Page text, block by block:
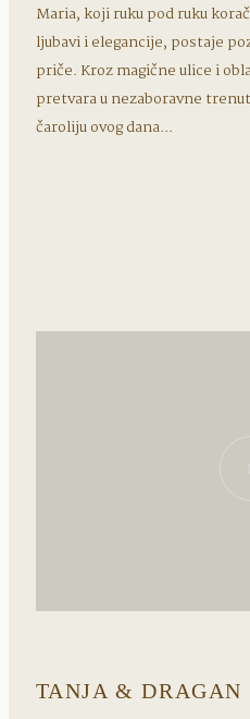
Maria, koji ruku pod ruku
ljubavi i elegancije, postaje
priče. Kroz magične ulice i
pretvara u nezaboravne
čaroliju ovog dana...
TANJA & DRAGAN